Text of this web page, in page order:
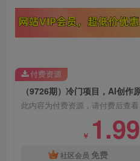
此内容为付费资源，请付费后查看
￥ 1.99
社区会员 免费
付费资源